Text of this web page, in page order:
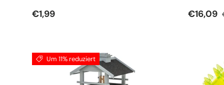
Normaler Preis
€1,99 €16,09
Um 11% reduziert